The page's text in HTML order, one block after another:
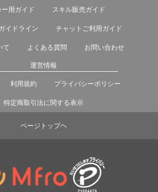
用ガイド スキル販売ガイド
イドライン チャットご利用ガイド
て よくある質問 お問い合わせ
運営情報
利用規約 プライバシーポリシー
特定商取引法に関する表示
ページトップヘ